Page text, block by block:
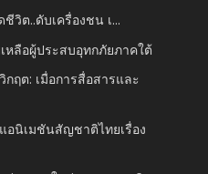
วิต..ดับเครื่องชน เ...
หลือผู้ประสบอุทกภัยภาคใต้
กฤต: เมื่อการสื่อสารและ
อนิเมชันสัญชาติไทยเรื่อง